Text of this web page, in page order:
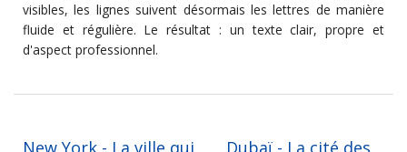
visibles, les lignes suivent désormais les lettres de manière
fluide et régulière. Le résultat : un texte clair, propre et
d'aspect professionnel.
New York - La ville qui
Dubaï - La cité des